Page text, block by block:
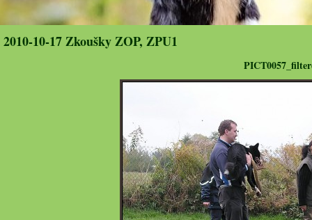
2010-10-17 Zkoušky ZOP, ZPU1